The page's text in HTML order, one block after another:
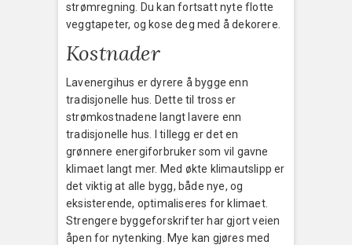
strømregning. Du kan fortsatt nyte flotte
veggtapeter, og kose deg med å dekorere.
Kostnader
Lavenergihus er dyrere å bygge enn
tradisjonelle hus. Dette til tross er
strømkostnadene langt lavere enn
tradisjonelle hus. I tillegg er det en
grønnere energiforbruker som vil gavne
klimaet langt mer. Med økte klimautslipp er
det viktig at alle bygg, både nye, og
eksisterende, optimaliseres for klimaet.
Strengere byggeforskrifter har gjort veien
åpen for nytenking. Mye kan gjøres med